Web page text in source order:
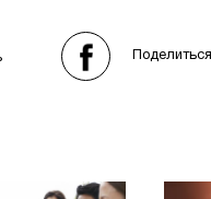
Поделиться